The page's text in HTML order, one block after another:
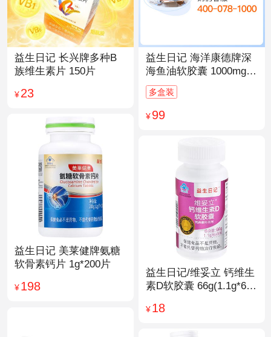
益生日记 海洋康德牌深
海鱼油软胶囊 1000mg/
粒*200粒
多盒装
¥99
益生日记 长兴牌多种B
族维生素片 150片
¥23
益生日记 美莱健牌氨糖
软骨素钙片 1g*200片
¥198
益生日记/维妥立 钙维生
素D软胶囊 66g(1.1g*60
¥18